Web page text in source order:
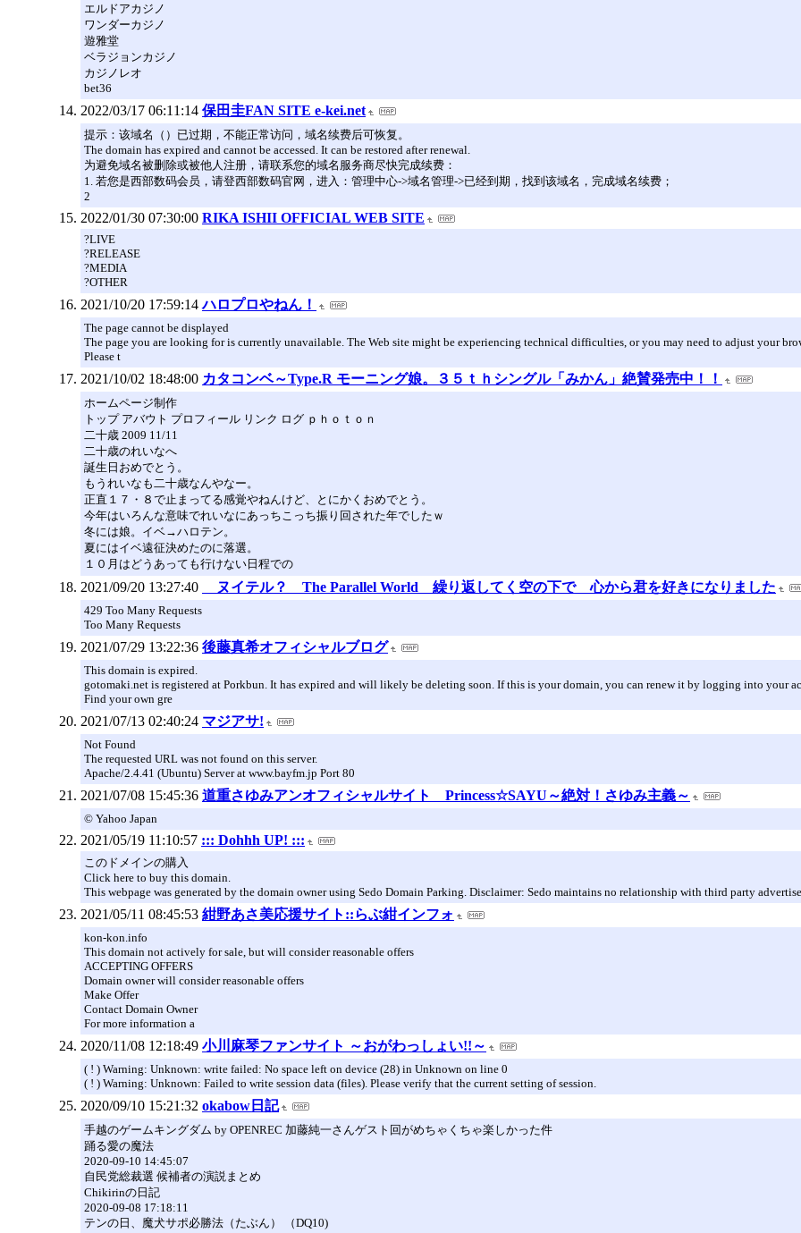
エルドアカジノ
ワンダーカジノ
遊雅堂
ベラジョンカジノ
カジノレオ
bet36
2022/03/17 06:11:14 保田圭FAN SITE e-kei.net
提示：该域名（）已过期，不能正常访问，域名续费后可恢复。
The domain has expired and cannot be accessed. It can be restored after renewal.
为避免域名被删除或被他人注册，请联系您的域名服务商尽快完成续费：
1. 若您是西部数码会员，请登西部数码官网，进入：管理中心->域名管理->已经到期，找到该域名，完成域名续费；
2
2022/01/30 07:30:00 RIKA ISHII OFFICIAL WEB SITE
?LIVE
?RELEASE
?MEDIA
?OTHER
2021/10/20 17:59:14 ハロプロやねん！
The page cannot be displayed
The page you are looking for is currently unavailable. The Web site might be experiencing technical difficulties, or you may need to adjust your
Please t
2021/10/02 18:48:00 カタコンベ～Type.R モーニング娘。３５ｔｈシングル「みかん」絶賛発売中！！
ホームページ制作
トップ アバウト プロフィール リンク ログ ｐｈｏｔｏｎ
二十歳 2009 11/11
二十歳のれいなへ
誕生日おめでとう。
もうれいなも二十歳なんやなー。
正直１７・８で止まってる感覚やねんけど、とにかくおめでとう。
今年はいろんな意味でれいなにあっちこっち振り回された年でしたｗ
冬には娘。イベ→ハロテン。
夏にはイベ遠征決めたのに落選。
１０月はどうあっても行けない日程での
2021/09/20 13:27:40 ヌイテル？ The Parallel World 繰り返してく空の下で 心から君を好きになりました
429 Too Many Requests
Too Many Requests
2021/07/29 13:22:36 後藤真希オフィシャルブログ
This domain is expired.
gotomaki.net is registered at Porkbun. It has expired and will likely be deleting soon. If this is your domain, you can renew it by logging into your
Find your own gre
2021/07/13 02:40:24 マジアサ!
Not Found
The requested URL was not found on this server.
Apache/2.4.41 (Ubuntu) Server at www.bayfm.jp Port 80
2021/07/08 15:45:36 道重さゆみアンオフィシャルサイト Princess☆SAYU～絶対！さゆみ主義～
© Yahoo Japan
2021/05/19 11:10:57 ::: Dohhh UP! :::
このドメインの購入
Click here to buy this domain.
This webpage was generated by the domain owner using Sedo Domain Parking. Disclaimer: Sedo maintains no relationship with third party
2021/05/11 08:45:53 紺野あさ美応援サイト::らぶ紺インフォ
kon-kon.info
This domain not actively for sale, but will consider reasonable offers
ACCEPTING OFFERS
Domain owner will consider reasonable offers
Make Offer
Contact Domain Owner
For more information a
2020/11/08 12:18:49 小川麻琴ファンサイト ～おがわっしょい!!～
( ! ) Warning: Unknown: write failed: No space left on device (28) in Unknown on line 0
( ! ) Warning: Unknown: Failed to write session data (files). Please verify that the current setting of session.
2020/09/10 15:21:32 okabow日記
手越のゲームキングダム by OPENREC 加藤純一さんゲスト回がめちゃくちゃ楽しかった件
踊る愛の魔法
2020-09-10 14:45:07
自民党総裁選 候補者の演説まとめ
Chikirinの日記
2020-09-08 17:18:11
テンの日、魔犬サポ必勝法（たぶん） （DQ10)